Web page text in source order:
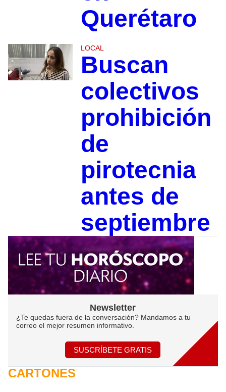
Querétaro
LOCAL
Buscan
colectivos
prohibición
de
pirotecnia
antes de
septiembre
Newsletter
¿Te quedas fuera de la conversación? Mandamos a tu
correo el mejor resumen informativo.
SUSCRÍBETE GRATIS
CARTONES